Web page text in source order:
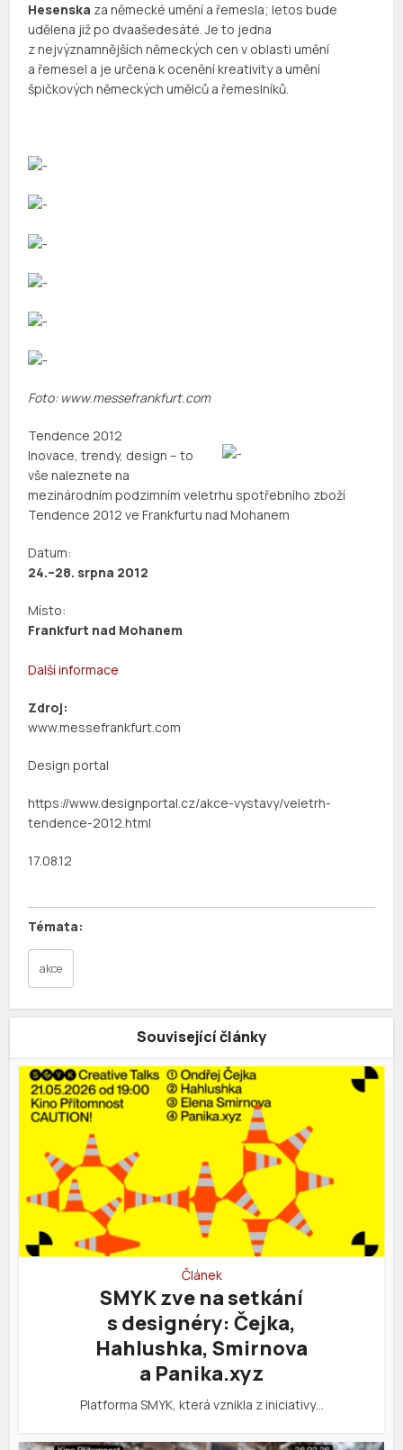
Hesenska za německé umění a řemesla; letos bude
udělena již po dvaašedesáté. Je to jedna
z nejvýznamnějších německých cen v oblasti umění
a řemesel a je určena k ocenění kreativity a umění
špičkových německých umělců a řemeslníků.
Foto: www.messefrankfurt.com
Tendence 2012
Inovace, trendy, design – to
vše naleznete na
mezinárodním podzimním veletrhu spotřebního zboží
Tendence 2012 ve Frankfurtu nad Mohanem
Datum:
24.–28. srpna 2012
Místo:
Frankfurt nad Mohanem
Další informace
Zdroj:
www.messefrankfurt.com
Design portal
https://www.designportal.cz/akce-vystavy/veletrh-
tendence-2012.html
17.08.12
akce
Související články
Článek
SMYK zve na setkání
s designéry: Čejka,
Hahlushka, Smirnova
a Panika.xyz
Platforma SMYK, která vznikla z iniciativy…